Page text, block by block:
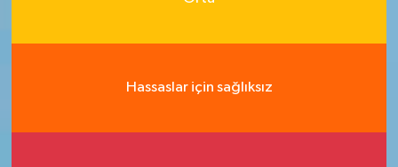
Hassaslar için sağlıksız